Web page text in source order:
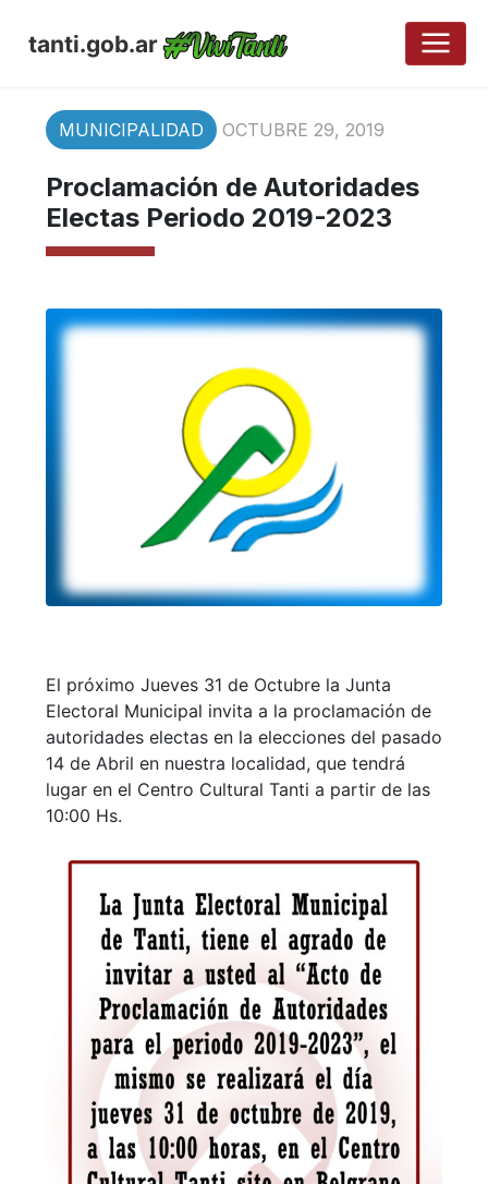
tanti.gob.ar
MUNICIPALIDAD OCTUBRE 29, 2019
Proclamación de Autoridades
Electas Periodo 2019-2023
El próximo Jueves 31 de Octubre la Junta
Electoral Municipal invita a la proclamación de
autoridades electas en la elecciones del pasado
14 de Abril en nuestra localidad, que tendrá
lugar en el Centro Cultural Tanti a partir de las
10:00 Hs.